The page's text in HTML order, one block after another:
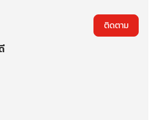
ติดตาม